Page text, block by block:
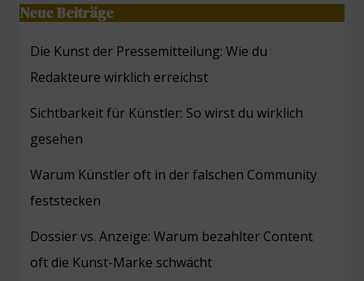
Neue Beiträge
Die Kunst der Pressemitteilung: Wie du
Redakteure wirklich erreichst
Sichtbarkeit für Künstler: So wirst du wirklich
gesehen
Warum Künstler oft in der falschen Community
feststecken
Dossier vs. Anzeige: Warum bezahlter Content
oft die Kunst-Marke schwächt